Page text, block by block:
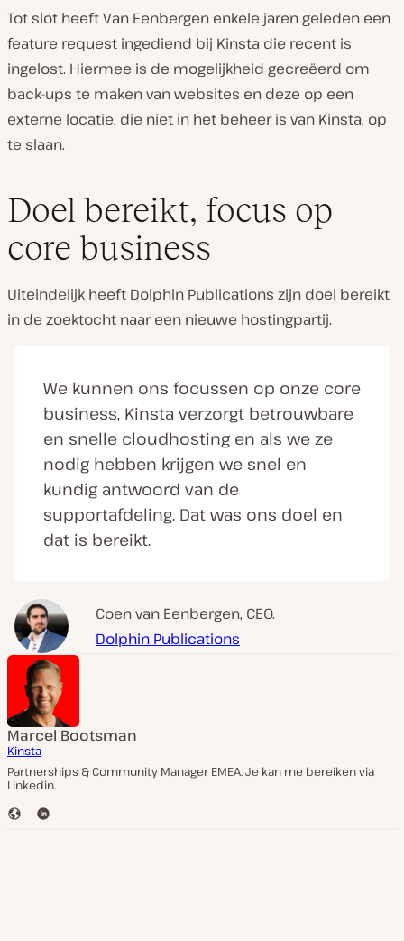
Tot slot heeft Van Eenbergen enkele jaren geleden een
feature request ingediend bij Kinsta die recent is
ingelost. Hiermee is de mogelijkheid gecreëerd om
back-ups te maken van websites en deze op een
externe locatie, die niet in het beheer is van Kinsta, op
te slaan.
Doel bereikt, focus op
core business
Uiteindelijk heeft Dolphin Publications zijn doel bereikt
in de zoektocht naar een nieuwe hostingpartij.
We kunnen ons focussen op onze core
business, Kinsta verzorgt betrouwbare
en snelle cloudhosting en als we ze
nodig hebben krijgen we snel en
kundig antwoord van de
supportafdeling. Dat was ons doel en
dat is bereikt.
Coen van Eenbergen, CEO.
Dolphin Publications
Marcel Bootsman
Kinsta
Partnerships & Community Manager EMEA. Je kan me bereiken via
Linkedin.
W
L